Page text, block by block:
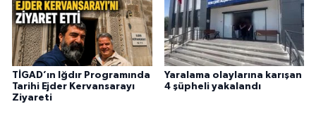
TİGAD’ın Iğdır Programında
Tarihi Ejder Kervansarayı
Ziyareti
Yaralama olaylarına karışan
4 şüpheli yakalandı